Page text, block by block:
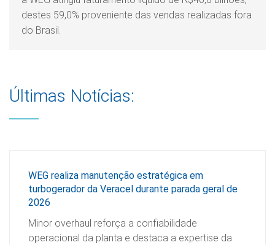
destes 59,0% proveniente das vendas realizadas fora
do Brasil.
Últimas Notícias:
WEG realiza manutenção estratégica em
turbogerador da Veracel durante parada geral de
2026
Minor overhaul reforça a confiabilidade
operacional da planta e destaca a expertise da